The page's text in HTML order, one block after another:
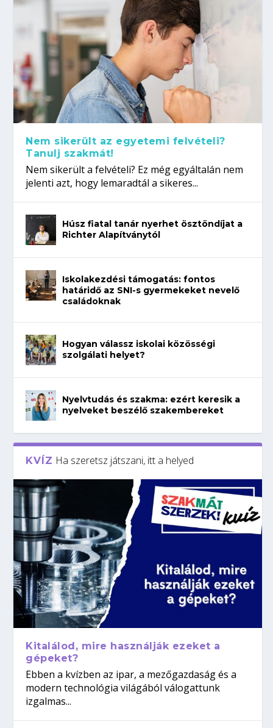
Nem sikerült az egyetemi felvételi?
Tanulj szakmát!
Nem sikerült a felvételi? Ez még egyáltalán nem
jelenti azt, hogy lemaradtál a sikeres...
Húsz fiatal tanár nyerhet ösztöndíjat a
Richter Alapítványtól
Iskolakezdési támogatás: fontos
határidő az SNI-s gyermekeket nevelő
családoknak
Hogyan válassz iskolai közösségi
szolgálati helyet?
Nyelvtudás és szakma: ezért keresik a
nyelveket beszélő szakembereket
KVÍZ Ha szeretsz játszani, itt a helyed
Kitalálod, mire használják ezeket a
gépeket?
Ebben a kvízben az ipar, a mezőgazdaság és a
modern technológia világából válogattunk
izgalmas...